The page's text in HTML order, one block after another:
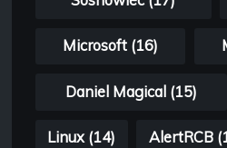
Microsoft (16)
Daniel Magical (15)
Linux (14) AlertRCB